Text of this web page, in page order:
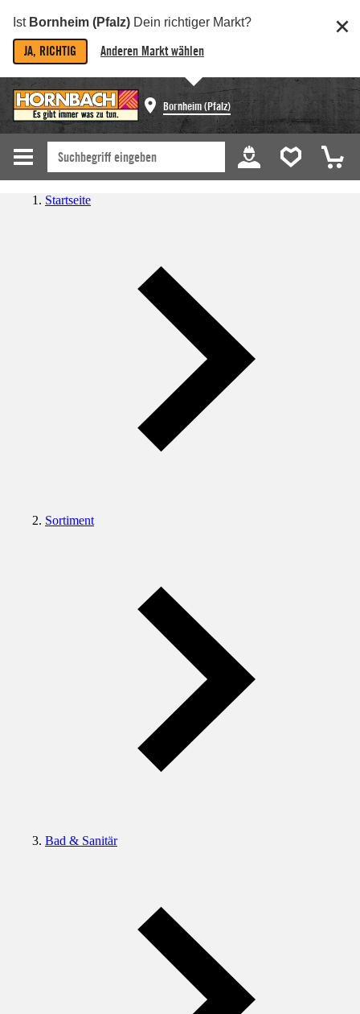
Ist Bornheim (Pfalz) Dein richtiger Markt?
JA, RICHTIG Anderen Markt wählen
Bornheim (Pfalz)
Startseite
Sortiment
Bad & Sanitär